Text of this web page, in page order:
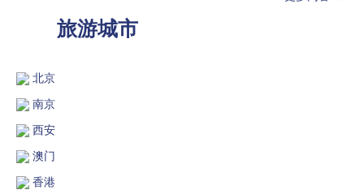
旅游城市
北京
南京
西安
澳门
香港